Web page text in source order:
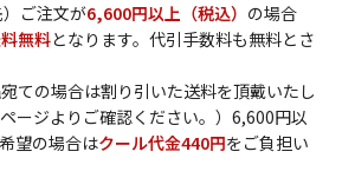
ご注文が6,600円以上（税込） の場合
無料となります。代引手数料も無料とさ
宛ての場合は割り引いた送料を頂戴いたし
ージよりご確認ください。）6,600円以
望の場合はクール代金440円をご負担い